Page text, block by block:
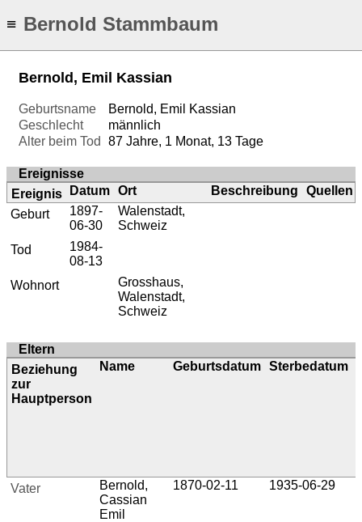
≡ Bernold Stammbaum
Bernold, Emil Kassian
Geburtsname
Bernold, Emil Kassian
Geschlecht
männlich
Alter beim Tod
87 Jahre, 1 Monat, 13 Tage
Ereignisse
Ereignis
Datum Ort Beschreibung
Quellen
Geburt
1897-
06-30
Walenstadt,
Schweiz
Tod
1984-
08-13
Wohnort
Grosshaus,
Walenstadt,
Schweiz
Eltern
Beziehung
zur
Hauptperson
Name Geburtsdatum Sterbedatum
Vater
Bernold,
Cassian
Emil
1870-02-11 1935-06-29